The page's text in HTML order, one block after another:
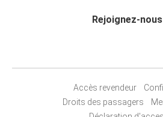
Rejoignez-
Accès revendeur
Droits des passagers